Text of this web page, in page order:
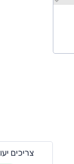
צריכים